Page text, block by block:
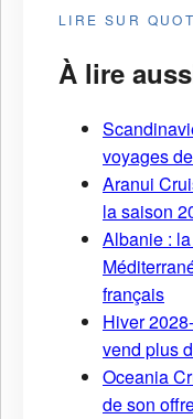
LIRE SUR
À lire
voyages
Aranui
la saison
Albanie :
français
Hiver
vend plus
Oceania
de son